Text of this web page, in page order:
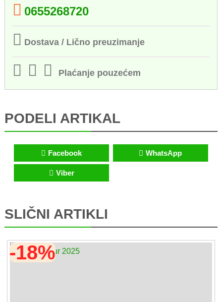
0655268720
Dostava / Lično preuzimanje
Plaćanje pouzećem
PODELI ARTIKAL
Facebook WhatsApp
Viber
SLIČNI ARTIKLI
-18%